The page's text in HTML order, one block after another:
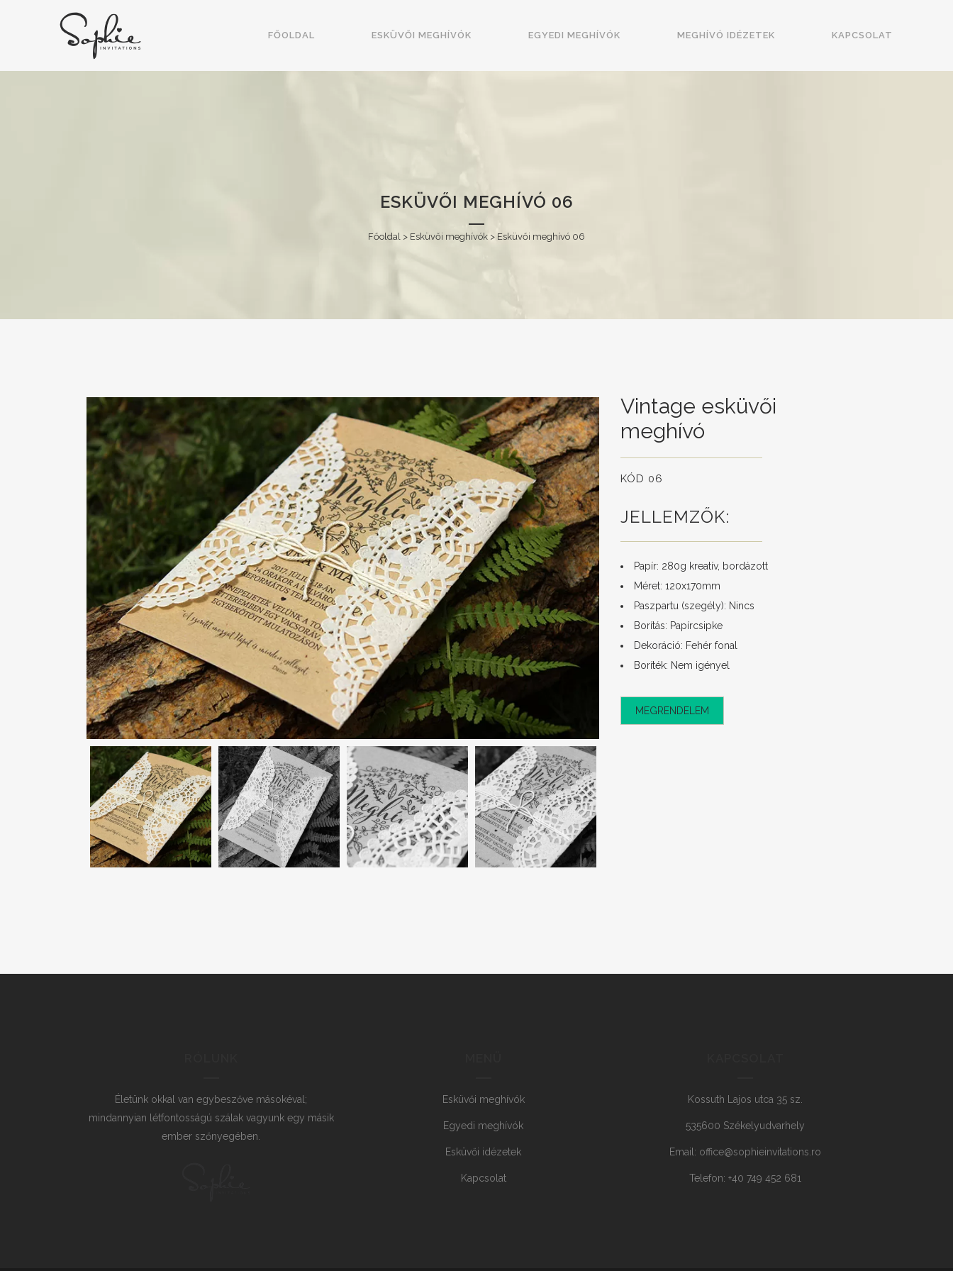
FŐOLDAL ESKÜVŐI MEGHÍVÓK EGYEDI MEGHÍVÓK MEGHÍVÓ IDÉZETEK KAPCSOLAT
ESKÜVŐI MEGHÍVÓ 06
Főoldal > Esküvői meghívók > Esküvői meghívó 06
Vintage esküvői
meghívó
KÓD 06
JELLEMZŐK:
Papír: 280g kreatív, bordázott
Méret: 120x170mm
Paszpartu (szegély): Nincs
Borítás: Papírcsipke
Dekoráció: Fehér fonal
Boríték: Nem igényel
MEGRENDELEM
Életünk okkal van egybeszőve másokéval;
mindannyian létfontosságú szálak vagyunk egy másik
ember szőnyegében.
Esküvői meghívók
Egyedi meghívók
Esküvői idézetek
Kapcsolat
Kossuth Lajos utca 35 sz.
535600 Székelyudvarhely
Email: office@sophieinvitations.ro
Telefon: +40 749 452 681